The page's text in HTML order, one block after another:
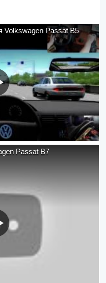
Volkswagen Passat B5
Passat B7